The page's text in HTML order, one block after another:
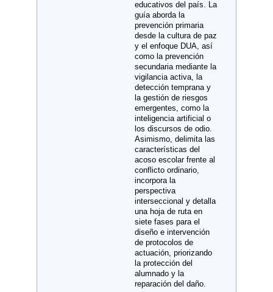
educativos del país. La
guía aborda la
prevención primaria
desde la cultura de paz
y el enfoque DUA, así
como la prevención
secundaria mediante la
vigilancia activa, la
detección temprana y
la gestión de riesgos
emergentes, como la
inteligencia artificial o
los discursos de odio.
Asimismo, delimita las
características del
acoso escolar frente al
conflicto ordinario,
incorpora la
perspectiva
interseccional y detalla
una hoja de ruta en
siete fases para el
diseño e intervención
de protocolos de
actuación, priorizando
la protección del
alumnado y la
reparación del daño.